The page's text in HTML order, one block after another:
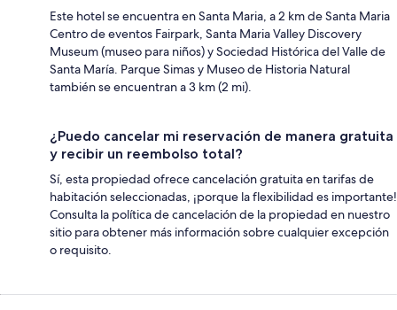
Este hotel se encuentra en Santa Maria, a 2 km de Santa Maria
Centro de eventos Fairpark, Santa Maria Valley Discovery
Museum (museo para niños) y Sociedad Histórica del Valle de
Santa María. Parque Simas y Museo de Historia Natural
también se encuentran a 3 km (2 mi).
¿Puedo cancelar mi reservación de manera gratuita
y recibir un reembolso total?
Sí, esta propiedad ofrece cancelación gratuita en tarifas de
habitación seleccionadas, ¡porque la flexibilidad es importante!
Consulta la política de cancelación de la propiedad en nuestro
sitio para obtener más información sobre cualquier excepción
o requisito.